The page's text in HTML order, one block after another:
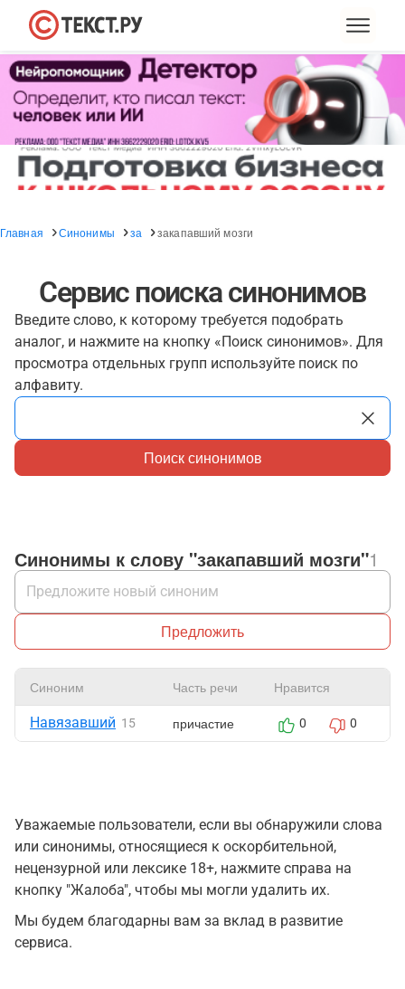
Главная Синонимы за закапавший мозги
Сервис поиска синонимов
Введите слово, к которому требуется подобрать
аналог, и нажмите на кнопку «Поиск синонимов». Для
просмотра отдельных групп используйте поиск по
алфавиту.
Поиск синонимов
Синонимы к слову "закапавший мозги"1
Предложить
Синоним Часть речи Нравится
Навязавший 15 причастие 0 0
Уважаемые пользователи, если вы обнаружили слова
или синонимы, относящиеся к оскорбительной,
нецензурной или лексике 18+, нажмите справа на
кнопку "Жалоба", чтобы мы могли удалить их.
Мы будем благодарны вам за вклад в развитие
сервиса.